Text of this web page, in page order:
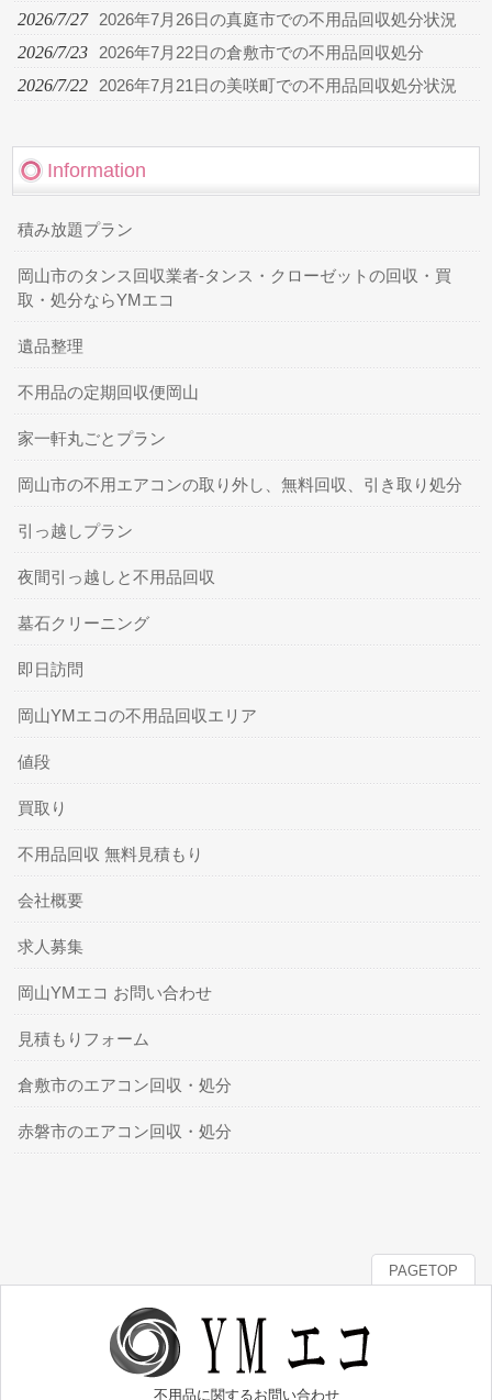
2026/7/27 2026年7月26日の真庭市での不用品回収処分状況
2026/7/23 2026年7月22日の倉敷市での不用品回収処分
2026/7/22 2026年7月21日の美咲町での不用品回収処分状況
Information
積み放題プラン
岡山市のタンス回収業者-タンス・クローゼットの回収・買
取・処分ならYMエコ
遺品整理
不用品の定期回収便岡山
家一軒丸ごとプラン
岡山市の不用エアコンの取り外し、無料回収、引き取り処分
引っ越しプラン
夜間引っ越しと不用品回収
墓石クリーニング
即日訪問
岡山YMエコの不用品回収エリア
値段
買取り
不用品回収 無料見積もり
会社概要
求人募集
岡山YMエコ お問い合わせ
見積もりフォーム
倉敷市のエアコン回収・処分
赤磐市のエアコン回収・処分
PAGETOP
不用品に関するお問い合わせ